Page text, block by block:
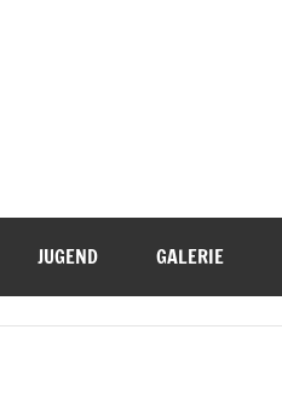
JUGEND GALERIE